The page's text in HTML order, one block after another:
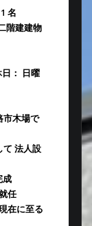
名
階建建物
日： 日曜
木場で
法人設
任
に至る